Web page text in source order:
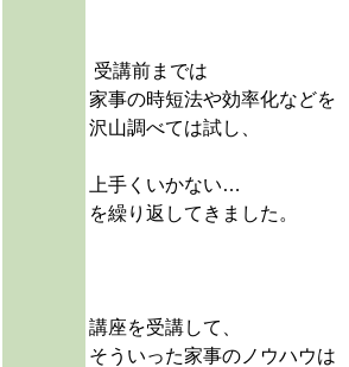
受講前までは
家事の時短法や効率化などを
沢山調べては試し、
上手くいかない…
を繰り返してきました。
講座を受講して、
そういった家事のノウハウは